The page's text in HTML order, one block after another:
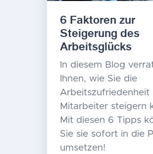
6 Faktoren zur
Steigerung des
Arbeitsglücks
In diesem Blog
Ihnen, wie Sie die
Arbeitszufriedenheit
Mitarbeiter steigern
Mit diesen 6 Tipps
Sie sie sofort in die
umsetzen!